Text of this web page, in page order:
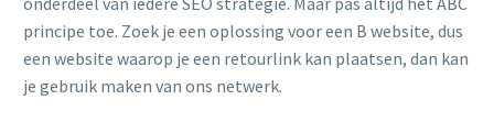
principe toe. Zoek je een oplossing voor een B website, dus
een website waarop je een retourlink kan plaatsen, dan kan
je gebruik maken van ons netwerk.